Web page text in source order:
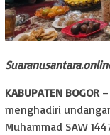
KABUPATEN BOGOR–
menghadiri
Muhammad SAW